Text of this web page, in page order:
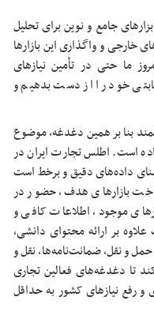
جامع و نوین برای تحلیل
خارجی و واگذاری این بازارها
ما حتی در تأمین نیازهای
خود را از دست بدهیم و
بنا بر همین دغدغه، موضوع
است. اطلس تجارت ایران در
داده‌های دقیق و برخط است
بازارهای هدف، حضور در
موجود، اطلاعات کافی و
بر ارائه محتوای دانشی،
و نقل، ضمانت‌نامه‌ها، نقل و
تا دغدغه‌های فعالین تجاری
و رفع نیازهای کشور به حداقل